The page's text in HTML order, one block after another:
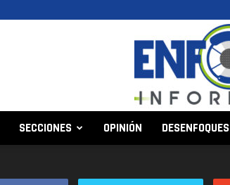
SECCIONES OPINIÓN DESENFOQUES